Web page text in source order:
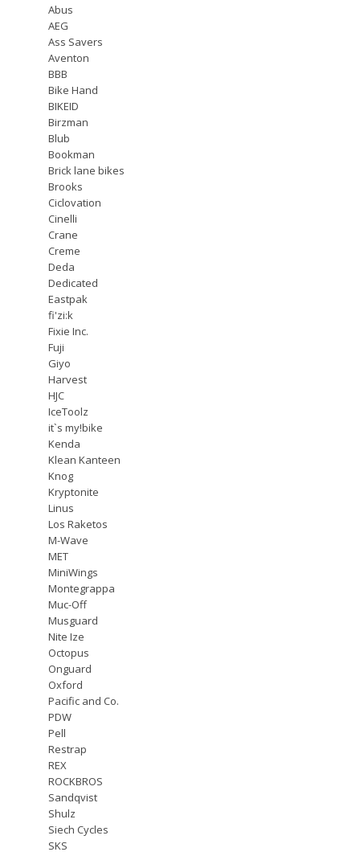
Abus
AEG
Ass Savers
Aventon
BBB
Bike Hand
BIKEID
Birzman
Blub
Bookman
Brick lane bikes
Brooks
Ciclovation
Cinelli
Crane
Creme
Deda
Dedicated
Eastpak
fi'zi:k
Fixie Inc.
Fuji
Giyo
Harvest
HJC
IceToolz
it`s my!bike
Kenda
Klean Kanteen
Knog
Kryptonite
Linus
Los Raketos
M-Wave
MET
MiniWings
Montegrappa
Muc-Off
Musguard
Nite Ize
Octopus
Onguard
Oxford
Pacific and Co.
PDW
Pell
Restrap
REX
ROCKBROS
Sandqvist
Shulz
Siech Cycles
SKS